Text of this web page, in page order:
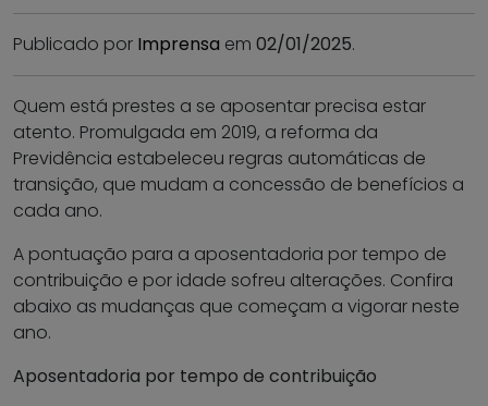
Publicado por Imprensa em 02/01/2025.
Quem está prestes a se aposentar precisa estar
atento. Promulgada em 2019, a reforma da
Previdência estabeleceu regras automáticas de
transição, que mudam a concessão de benefícios a
cada ano.
A pontuação para a aposentadoria por tempo de
contribuição e por idade sofreu alterações. Confira
abaixo as mudanças que começam a vigorar neste
ano.
Aposentadoria por tempo de contribuição